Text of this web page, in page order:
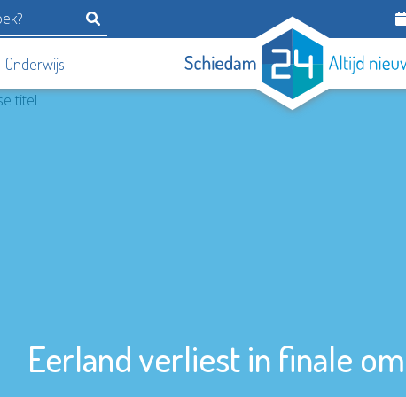
Onderwijs
Eerland verliest in finale